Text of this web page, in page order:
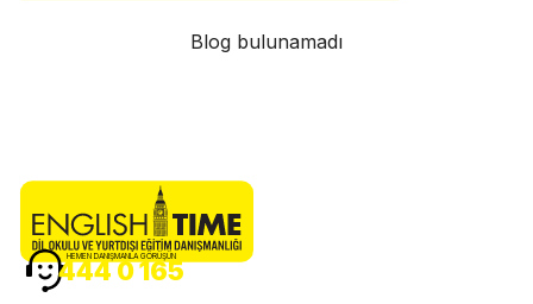
Blog bulunamadı
HEMEN DANIŞMANLA GÖRÜŞÜN
444 0 165